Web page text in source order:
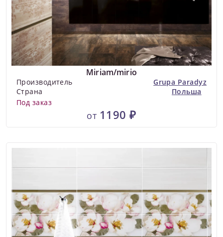
Miriam/mirio
Производитель
Grupa Paradyz
Страна
Польша
Под заказ
от 1190 ₽